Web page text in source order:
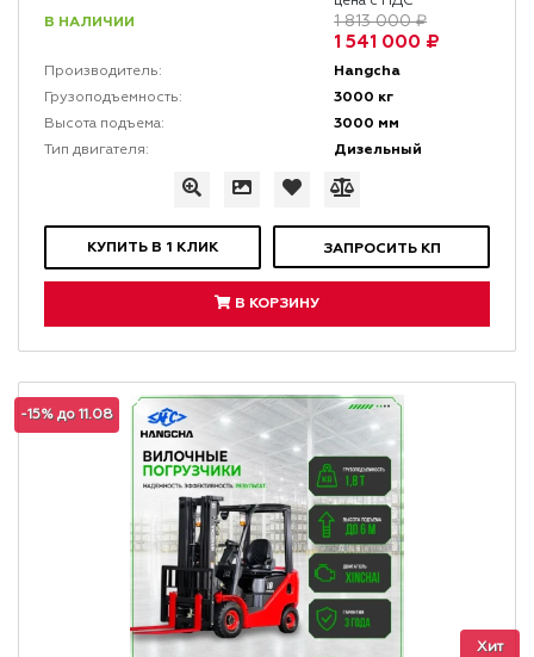
В НАЛИЧИИ 1 813 000 ₽
1 541 000 ₽
Производитель: Hangcha
Грузоподъемность: 3000 кг
Высота подъема: 3000 мм
Тип двигателя: Дизельный
КУПИТЬ В 1 КЛИК ЗАПРОСИТЬ КП
В КОРЗИНУ
Хит
-15% до 11.08